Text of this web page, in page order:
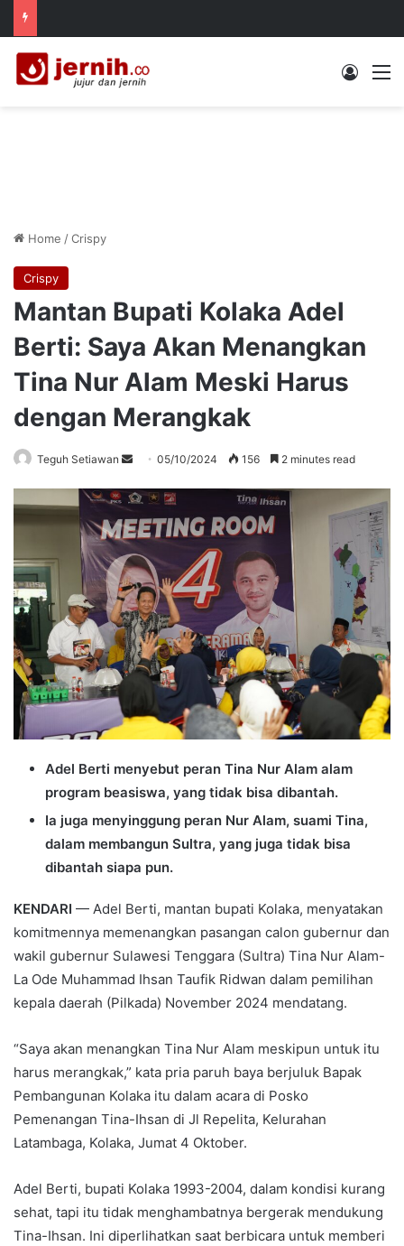
Log In
Home /Crispy
Crispy
Mantan Bupati Kolaka Adel
Berti: Saya Akan Menangkan
Tina Nur Alam Meski Harus
dengan Merangkak
Teguh Setiawan
Send
email
05/10/2024 156 2 minutes read
Adel Berti menyebut peran Tina Nur Alam alam
program beasiswa, yang tidak bisa dibantah.
Ia juga menyinggung peran Nur Alam, suami Tina,
dalam membangun Sultra, yang juga tidak bisa
dibantah siapa pun.
KENDARI — Adel Berti, mantan bupati Kolaka, menyatakan
komitmennya memenangkan pasangan calon gubernur dan
wakil gubernur Sulawesi Tenggara (Sultra) Tina Nur Alam-
La Ode Muhammad Ihsan Taufik Ridwan dalam pemilihan
kepala daerah (Pilkada) November 2024 mendatang.
“Saya akan menangkan Tina Nur Alam meskipun untuk itu
harus merangkak,” kata pria paruh baya berjuluk Bapak
Pembangunan Kolaka itu dalam acara di Posko
Pemenangan Tina-Ihsan di Jl Repelita, Kelurahan
Latambaga, Kolaka, Jumat 4 Oktober.
Adel Berti, bupati Kolaka 1993-2004, dalam kondisi kurang
sehat, tapi itu tidak menghambatnya bergerak mendukung
Tina-Ihsan. Ini diperlihatkan saat berbicara untuk memberi